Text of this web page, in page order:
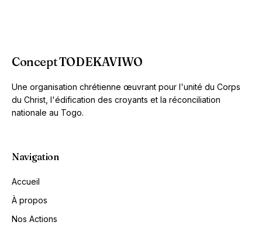
Concept TODEKAVIWO
Une organisation chrétienne œuvrant pour l'unité du Corps
du Christ, l'édification des croyants et la réconciliation
nationale au Togo.
Navigation
Accueil
À propos
Nos Actions